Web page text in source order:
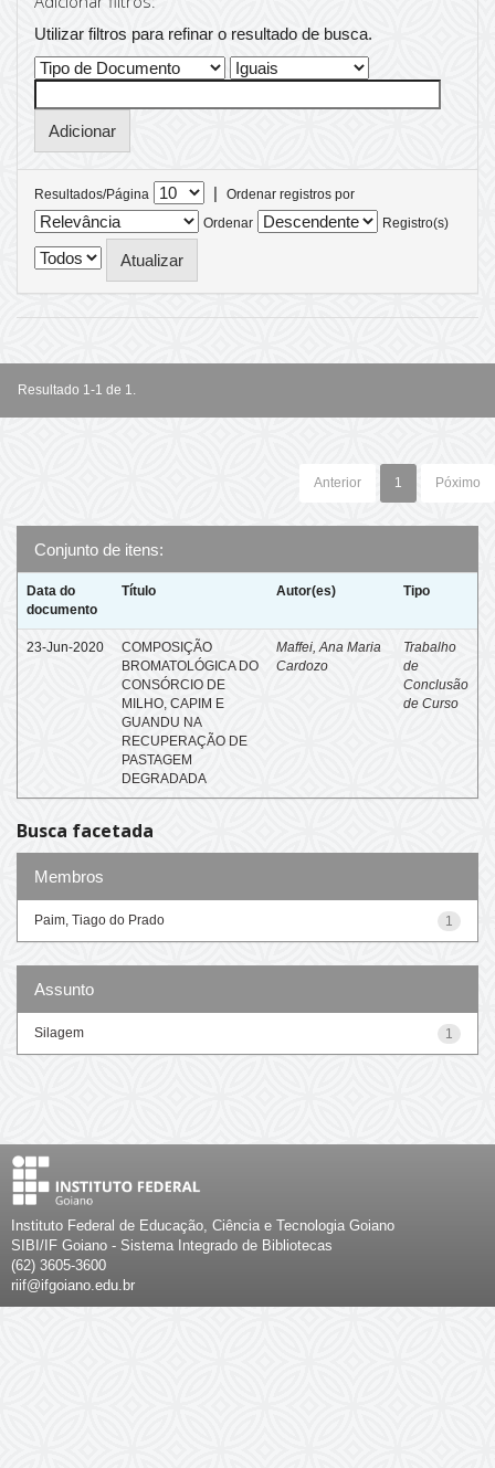
Utilizar filtros para refinar o resultado de busca.
Resultados/Página |
Ordenar registros por
Ordenar
Registro(s)
Resultado 1-1 de 1.
Anterior 1 Póximo
Conjunto de itens:
Data do
documento
Título Autor(es) Tipo
23-Jun-2020
COMPOSIÇÃO
BROMATOLÓGICA DO
CONSÓRCIO DE
MILHO, CAPIM E
GUANDU NA
RECUPERAÇÃO DE
PASTAGEM
DEGRADADA
Maffei, Ana Maria
Cardozo
Trabalho
de
Conclusão
de Curso
Busca facetada
Membros
1
Paim, Tiago do Prado
Assunto
1
Silagem
Instituto Federal de Educação, Ciência e Tecnologia Goiano
SIBI/IF Goiano - Sistema Integrado de Bibliotecas
(62) 3605-3600
riif@ifgoiano.edu.br